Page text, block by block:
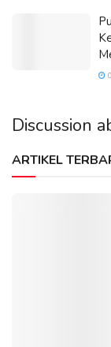
Discussion
ARTIKEL